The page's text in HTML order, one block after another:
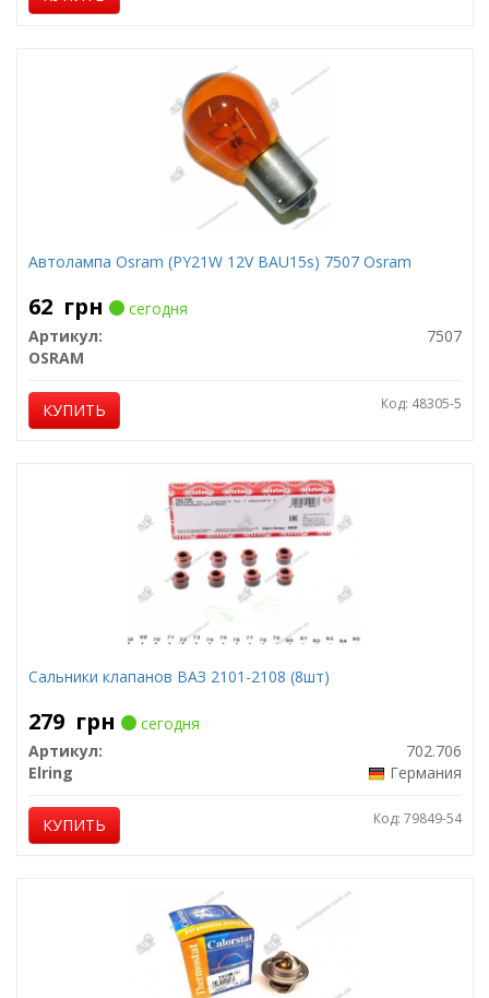
Автолампа Osram (PY21W 12V BAU15s) 7507 Osram
62 грн
сегодня
Артикул:
7507
OSRAM
КУПИТЬ Код: 48305-5
Сальники клапанов ВАЗ 2101-2108 (8шт)
279 грн
сегодня
Артикул:
702.706
Elring
Германия
КУПИТЬ Код: 79849-54